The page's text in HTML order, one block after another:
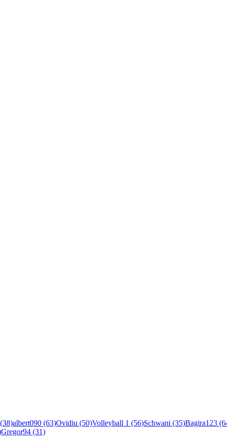
albert090 (63)Ovidiu (50)Volleyball 1 (56)Schwani (35)Bagira123
Gregor94 (31)